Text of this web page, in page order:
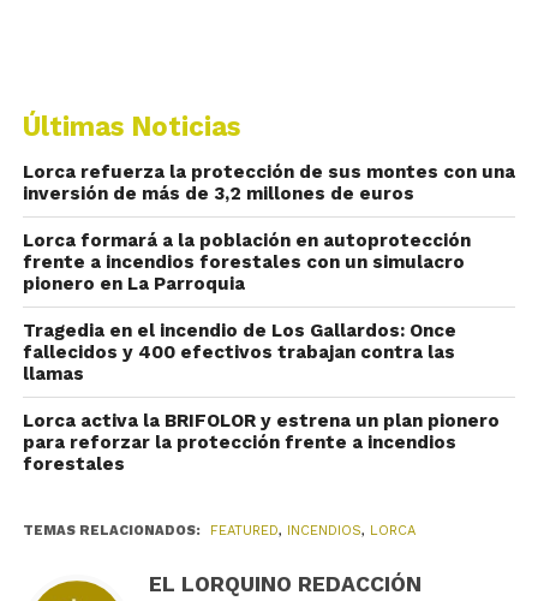
Últimas Noticias
Lorca refuerza la protección de sus montes con una
inversión de más de 3,2 millones de euros
Lorca formará a la población en autoprotección
frente a incendios forestales con un simulacro
pionero en La Parroquia
Tragedia en el incendio de Los Gallardos: Once
fallecidos y 400 efectivos trabajan contra las
llamas
Lorca activa la BRIFOLOR y estrena un plan pionero
para reforzar la protección frente a incendios
forestales
TEMAS RELACIONADOS: FEATURED, INCENDIOS, LORCA
EL LORQUINO REDACCIÓN